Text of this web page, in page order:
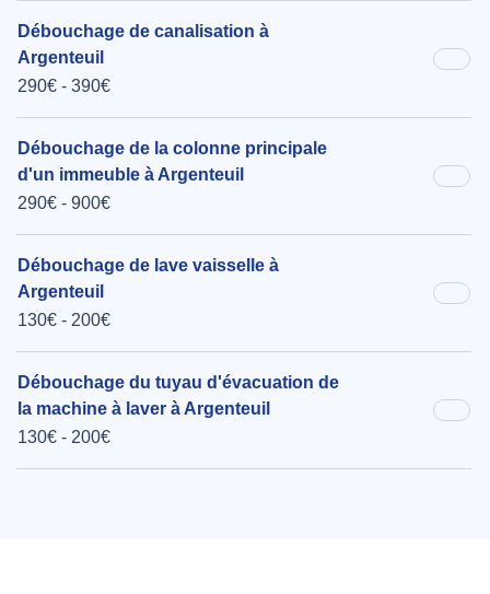
Débouchage de canalisation à
Argenteuil
290€ - 390€
Débouchage de la colonne principale
d'un immeuble à Argenteuil
290€ - 900€
Débouchage de lave vaisselle à
Argenteuil
130€ - 200€
Débouchage du tuyau d'évacuation de
la machine à laver à Argenteuil
130€ - 200€